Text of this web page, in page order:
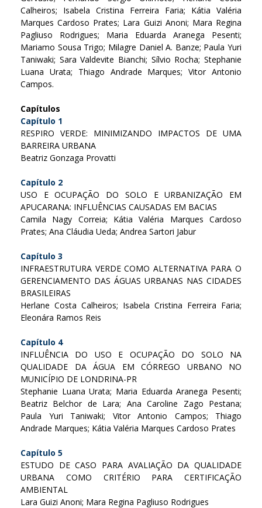
Calheiros; Isabela Cristina Ferreira Faria; Kátia Valéria
Marques Cardoso Prates; Lara Guizi Anoni; Mara Regina
Pagliuso Rodrigues; Maria Eduarda Aranega Pesenti;
Mariamo Sousa Trigo; Milagre Daniel A. Banze; Paula Yuri
Taniwaki; Sara Valdevite Bianchi; Sílvio Rocha; Stephanie
Luana Urata; Thiago Andrade Marques; Vitor Antonio
Campos.
Capítulos
Capítulo 1
RESPIRO VERDE: MINIMIZANDO IMPACTOS DE UMA
BARREIRA URBANA
Beatriz Gonzaga Provatti
Capítulo 2
USO E OCUPAÇÃO DO SOLO E URBANIZAÇÃO EM
APUCARANA: INFLUÊNCIAS CAUSADAS EM BACIAS
Camila Nagy Correia; Kátia Valéria Marques Cardoso
Prates; Ana Cláudia Ueda; Andrea Sartori Jabur
Capítulo 3
INFRAESTRUTURA VERDE COMO ALTERNATIVA PARA O
GERENCIAMENTO DAS ÁGUAS URBANAS NAS CIDADES
BRASILEIRAS
Herlane Costa Calheiros; Isabela Cristina Ferreira Faria;
Eleonára Ramos Reis
Capítulo 4
INFLUÊNCIA DO USO E OCUPAÇÃO DO SOLO NA
QUALIDADE DA ÁGUA EM CÓRREGO URBANO NO
MUNICÍPIO DE LONDRINA-PR
Stephanie Luana Urata; Maria Eduarda Aranega Pesenti;
Beatriz Belchor de Lara; Ana Caroline Zago Pestana;
Paula Yuri Taniwaki; Vitor Antonio Campos; Thiago
Andrade Marques; Kátia Valéria Marques Cardoso Prates
Capítulo 5
ESTUDO DE CASO PARA AVALIAÇÃO DA QUALIDADE
URBANA COMO CRITÉRIO PARA CERTIFICAÇÃO
AMBIENTAL
Lara Guizi Anoni; Mara Regina Pagliuso Rodrigues